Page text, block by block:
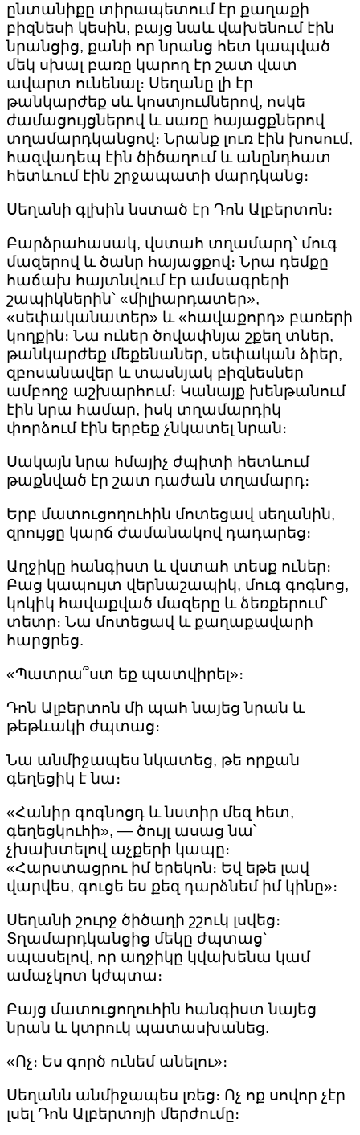
ընտանիքը տիրապետում էր քաղաքի
բիզնեսի կեսին, բայց նաև վախենում էին
նրանցից, քանի որ նրանց հետ կապված
մեկ սխալ բառը կարող էր շատ վատ
ավարտ ունենալ։ Սեղանը լի էր
թանկարժեք սև կոստյումներով, ոսկե
ժամացույցներով և սառը հայացքներով
տղամարդկանցով։ Նրանք լուռ էին խոսում,
հազվադեպ էին ծիծաղում և անընդհատ
հետևում էին շրջապատի մարդկանց։
Սեղանի գլխին նստած էր Դոն Ալբերտոն։
Բարձրահասակ, վստահ տղամարդ՝ մուգ
մազերով և ծանր հայացքով։ Նրա դեմքը
հաճախ հայտնվում էր ամսագրերի
շապիկներին՝ «միլիարդատեր»,
«սեփականատեր» և «հավաքորդ» բառերի
կողքին։ Նա ուներ ծովափնյա շքեղ տներ,
թանկարժեք մեքենաներ, սեփական ձիեր,
զբոսանավեր և տասնյակ բիզնեսներ
ամբողջ աշխարհում։ Կանայք խենթանում
էին նրա համար, իսկ տղամարդիկ
փորձում էին երբեք չնկատել նրան։
Սակայն նրա հմայիչ ժպիտի հետևում
թաքնված էր շատ դաժան տղամարդ։
Երբ մատուցողուհին մոտեցավ սեղանին,
զրույցը կարճ ժամանակով դադարեց։
Աղջիկը հանգիստ և վստահ տեսք ուներ։
Բաց կապույտ վերնաշապիկ, մուգ գոգնոց,
կոկիկ հավաքված մազերը և ձեռքերում՝
տետր։ Նա մոտեցավ և քաղաքավարի
հարցրեց.
«Պատրա՞ստ եք պատվիրել»։
Դոն Ալբերտոն մի պահ նայեց նրան և
թեթևակի ժպտաց։
Նա անմիջապես նկատեց, թե որքան
գեղեցիկ է նա։
«Հանիր գոգնոցդ և նստիր մեզ հետ,
գեղեցկուհի», — ծույլ ասաց նա՝
չխախտելով աչքերի կապը։
«Հարստացրու իմ երեկոն։ Եվ եթե լավ
վարվես, գուցե ես քեզ դարձնեմ իմ կինը»։
Սեղանի շուրջ ծիծաղի շշուկ լսվեց։
Տղամարդկանցից մեկը ժպտաց՝
սպասելով, որ աղջիկը կվախենա կամ
ամաչկոտ կժպտա։
Բայց մատուցողուհին հանգիստ նայեց
նրան և կտրուկ պատասխանեց.
«Ոչ։ Ես գործ ունեմ անելու»։
Սեղանն անմիջապես լռեց։ Ոչ ոք սովոր չէր
լսել Դոն Ալբերտոյի մերժումը։